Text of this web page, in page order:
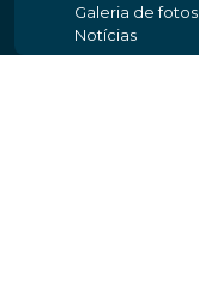
Galeria de fotos
Notícias